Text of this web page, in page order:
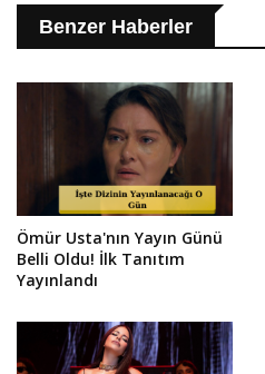
Benzer Haberler
Ömür Usta'nın Yayın Günü
Belli Oldu! İlk Tanıtım
Yayınlandı